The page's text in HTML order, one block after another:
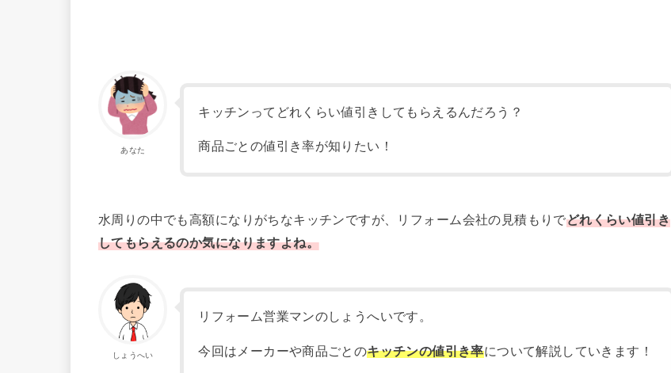
あなた
キッチンってどれくらい値引きしてもらえるんだろう？
商品ごとの値引き率が知りたい！
水周りの中でも高額になりがちなキッチンですが、リフォーム会社の見積もりでどれくらい値引き
してもらえるのか気になりますよね。
しょうへい
リフォーム営業マンのしょうへいです。
今回はメーカーや商品ごとのキッチンの値引き率について解説していきます！